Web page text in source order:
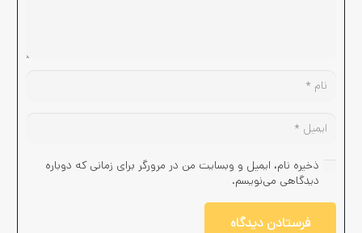
ذخیره نام، ایمیل و وبسایت من در مرورگر برای زمانی که دوباره
دیدگاهی می‌نویسم.
فرستادن دیدگاه